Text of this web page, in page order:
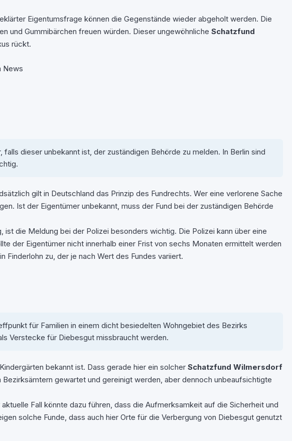
Eigentumsfrage können die Gegenstände wieder abgeholt werden. Die
und Gummibärchen freuen würden. Dieser ungewöhnliche Schatzfund
rückt.
dieser unbekannt ist, der zuständigen Behörde zu melden. In Berlin sind
gilt in Deutschland das Prinzip des Fundrechts. Wer eine verlorene Sache
Ist der Eigentümer unbekannt, muss der Fund bei der zuständigen Behörde
die Meldung bei der Polizei besonders wichtig. Die Polizei kann über eine
der Eigentümer nicht innerhalb einer Frist von sechs Monaten ermittelt werden
Finderlohn zu, der je nach Wert des Fundes variiert.
für Familien in einem dicht besiedelten Wohngebiet des Bezirks
Verstecke für Diebesgut missbraucht werden.
bekannt ist. Dass gerade hier ein solcher Schatzfund Wilmersdorf
gewartet und gereinigt werden, aber dennoch unbeaufsichtigte
Fall könnte dazu führen, dass die Aufmerksamkeit auf die Sicherheit und
solche Funde, dass auch hier Orte für die Verbergung von Diebesgut genutzt